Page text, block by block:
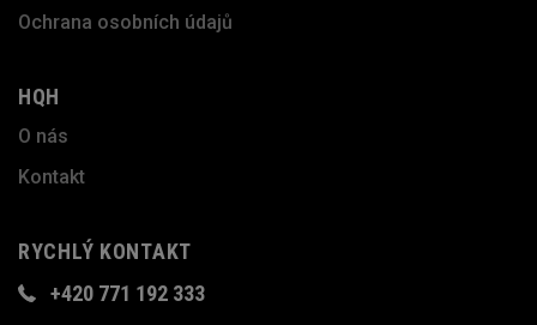
Ochrana osobních údajů
HQH
O nás
Kontakt
RYCHLÝ KONTAKT
+420 771 192 333